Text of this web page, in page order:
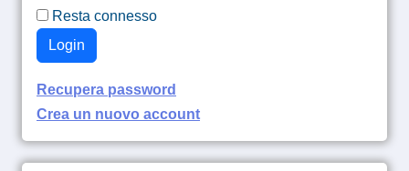
Resta connesso
Login
Recupera password
Crea un nuovo account